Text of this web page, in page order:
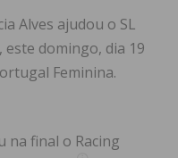
Alves ajudou o SL
este domingo, dia 19
Feminina.
na final o Racing